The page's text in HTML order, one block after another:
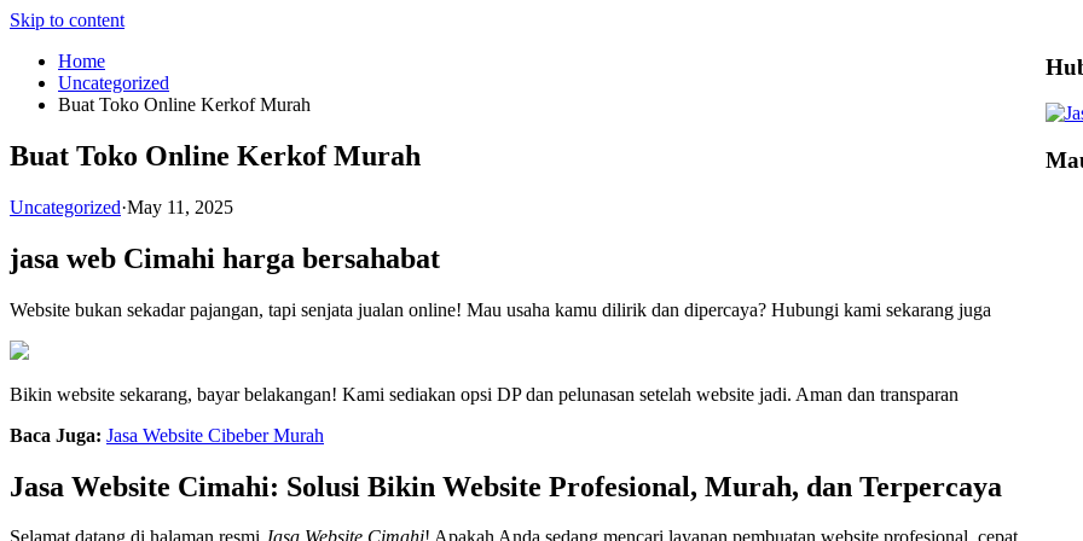
Skip to content
Home
Uncategorized
Buat Toko Online Kerkof Murah
Buat Toko Online Kerkof Murah
Uncategorized·May 11, 2025
jasa web Cimahi harga bersahabat
Website bukan sekadar pajangan, tapi senjata jualan online! Mau usaha kamu dilirik dan dipercaya? Hubungi kami sekarang juga
Bikin website sekarang, bayar belakangan! Kami sediakan opsi DP dan pelunasan setelah website jadi. Aman dan transparan
Baca Juga: Jasa Website Cibeber Murah
Jasa Website Cimahi: Solusi Bikin Website Profesional, Murah, dan Terpercaya